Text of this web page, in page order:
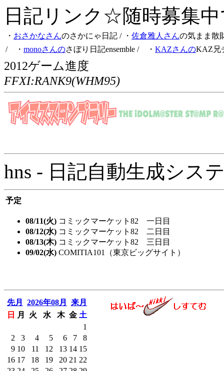
日記リンク☆随時募集
・ おさかなさんのさかにゃ日記 / ・ 佐倉雅人さんの気まま散
/ ・ monoさんのさぼり日記ensemble / ・ KAZさんのKAZ兄
2012ゲーム進度
FFXI:RANK9(WHM95)
hns - 日記自動生成シス
予定
08/11(火) コミックマーケット82 一日目
08/12(水) コミックマーケット82 二日目
08/13(木) コミックマーケット82 三日目
09/02(水) COMITIA101（東京ビッグサイト）
先月 2026年08月
来月
日
月 火 水 木 金 土
1
2
3 4 5 6 7
8
9 10 11 12 13 14 15
16 17 18 19 20 21 22